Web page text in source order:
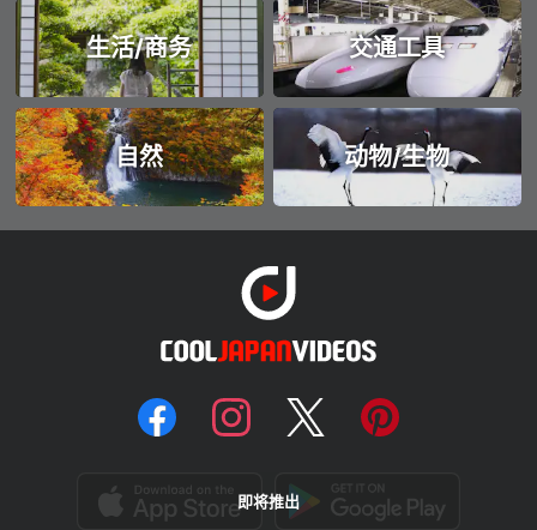
生活/商务 交通工具
自然 动物/生物
即将推出